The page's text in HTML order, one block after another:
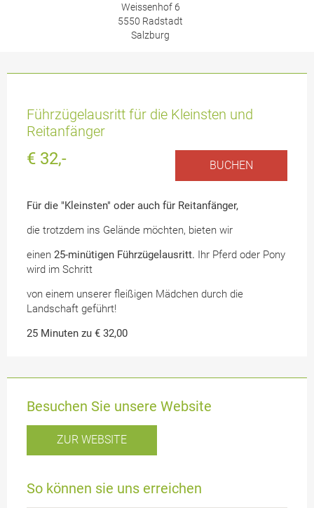
Weissenhof 6
5550 Radstadt
Salzburg
Führzügelausritt für die Kleinsten und
Reitanfänger
€ 32,- BUCHEN
Für die "Kleinsten" oder auch für Reitanfänger,
die trotzdem ins Gelände möchten, bieten wir
einen 25-minütigen Führzügelausritt. Ihr Pferd oder Pony
wird im Schritt
von einem unserer fleißigen Mädchen durch die
Landschaft geführt!
25 Minuten zu € 32,00
Besuchen Sie unsere Website
ZUR WEBSITE
So können sie uns erreichen